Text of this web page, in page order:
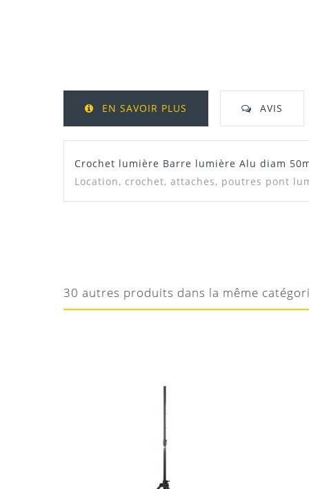
EN SAVOIR PLUS AVIS
Crochet lumière Barre lumière Alu diam
Location, crochet, attaches, poutres pont
30 autres produits dans la même